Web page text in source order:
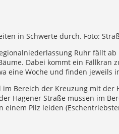
in Schwerte durch. Foto:
Ruhr fällt
Dabei kommt ein
eine Woche und finden jeweils
Bereich der Kreuzung mit der
Hagener Straße müssen im
einem Pilz leiden